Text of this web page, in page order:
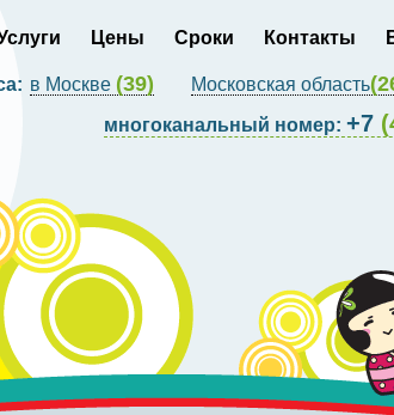
Цены Сроки Контакты
многоканальный номер: +7
в Москве (39) Московская область